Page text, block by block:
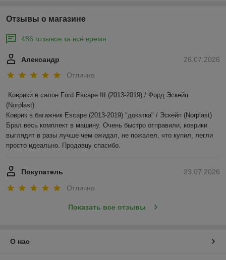
Отзывы о магазине
486 отзывов за всё время
26.07.2026
Александр
Отлично
Коврики в салон Ford Escape III (2013-2019) / Форд Эскейп
(Norplast).
Коврик в багажник Escape (2013-2019) "докатка" / Эскейп (Norplast)
Брал весь комплект в машину. Очень быстро отправили, коврики
выглядят в разы лучше чем ожидал, не пожалел, что купил, легли
просто идеально. Продавцу спасибо.
23.07.2026
Покупатель
Отлично
Показать все отзывы
О нас